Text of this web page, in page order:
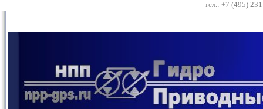
тел.: +7 (495)